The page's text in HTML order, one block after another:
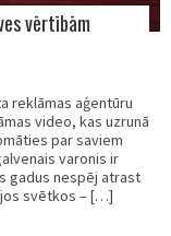
vērtībām
reklāmas aģentūru
video, kas uzrunā
par saviem
varonis ir
gadus nespēj atrast
svētkos – […]